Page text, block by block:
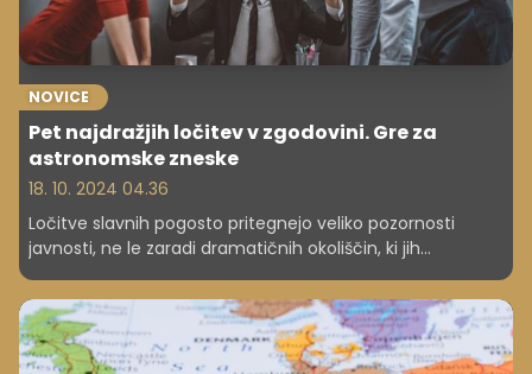
NOVICE
Pet najdražjih ločitev v zgodovini. Gre za
astronomske zneske
18. 10. 2024 04.36
Ločitve slavnih pogosto pritegnejo veliko pozornosti
javnosti, ne le zaradi dramatičnih okoliščin, ki jih
spremljajo, temveč tudi zaradi astronomskih zneskov, ki
se delijo med nekdanjima zakoncema.